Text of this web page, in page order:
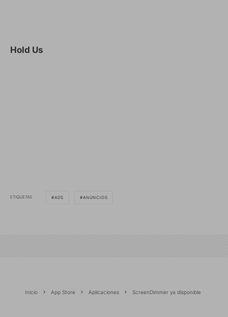
Hold Us
ETIQUETAS ADS ANUNCIOS
Inicio App Store Aplicaciones ScreenDimmer ya disponible